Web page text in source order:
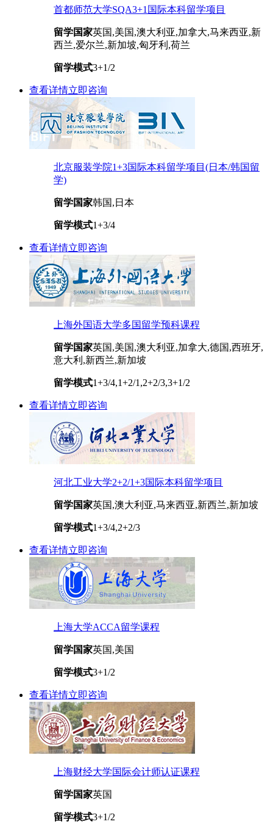
首都师范大学SQA3+1国际本科留学项目
留学国家英国,美国,澳大利亚,加拿大,马来西亚,新
西兰,爱尔兰,新加坡,匈牙利,荷兰
留学模式3+1/2
查看详情立即咨询
北京服装学院1+3国际本科留学项目(日本/韩国留
学)
留学国家韩国,日本
留学模式1+3/4
查看详情立即咨询
上海外国语大学多国留学预科课程
留学国家英国,美国,澳大利亚,加拿大,德国,西班牙,
意大利,新西兰,新加坡
留学模式1+3/4,1+2/1,2+2/3,3+1/2
查看详情立即咨询
河北工业大学2+2/1+3国际本科留学项目
留学国家英国,澳大利亚,马来西亚,新西兰,新加坡
留学模式1+3/4,2+2/3
查看详情立即咨询
上海大学ACCA留学课程
留学国家英国,美国
留学模式3+1/2
查看详情立即咨询
上海财经大学国际会计师认证课程
留学国家英国
留学模式3+1/2